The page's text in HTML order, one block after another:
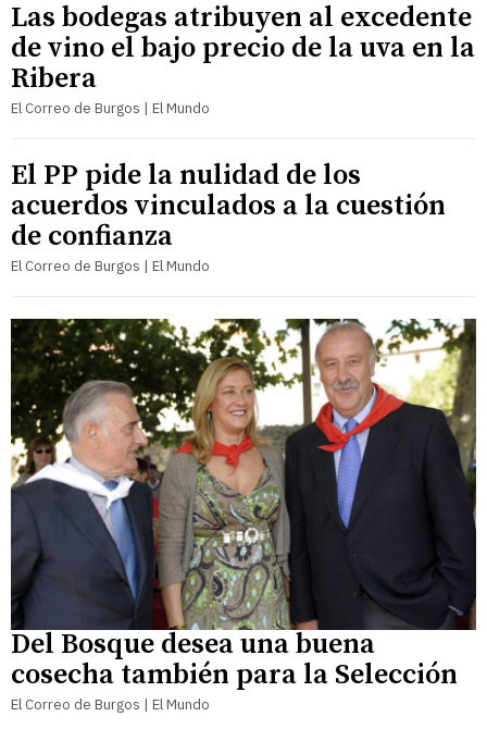
Las bodegas atribuyen al excedente
de vino el bajo precio de la uva en la
Ribera
El Correo de Burgos | El Mundo
El PP pide la nulidad de los
acuerdos vinculados a la cuestión
de confianza
El Correo de Burgos | El Mundo
Del Bosque desea una buena
cosecha también para la Selección
El Correo de Burgos | El Mundo